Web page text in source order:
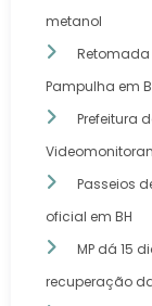
metanol
Retomada
Pampulha em
Prefeitura
Passeios
oficial em BH
MP dá 15
recuperação